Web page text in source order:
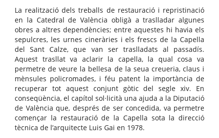
La realització dels treballs de restauració i repristinació
en la Catedral de València obligà a traslladar algunes
obres a altres dependències; entre aquestes hi havia els
sepulcres, les urnes cineràries i els frescs de la Capella
del Sant Calze, que van ser traslladats al passadís.
Aquest trasllat va aclarir la capella, la qual cosa va
permetre de veure la bellesa de la seua creueria, claus i
mènsules policromades, i féu patent la importància de
recuperar tot aquest conjunt gòtic del segle xiv. En
conseqüència, el capítol sol·licità una ajuda a la Diputació
de València que, després de ser concedida, va permetre
començar la restauració de la Capella sota la direcció
tècnica de l’arquitecte Luis Gai en 1978.